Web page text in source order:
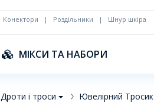
Конектори | Роздільники | Шнур шкіра
МІКСИ ТА НАБОРИ
Дроти і троси Ювелірний Тросик